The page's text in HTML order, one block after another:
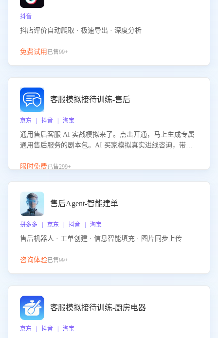
抖音
抖店评价自动爬取 · 极速导出 · 深度分析
免费试用 已售99+
客服模拟接待训练-售后
京东 | 抖音 | 淘宝
通用售后客服 AI 实战模拟来了。点击开通，马上生成专属
通用售后服务的剧本包。AI 买家模拟真实进线咨询，带您
的应对要点，轻松提升服务能力。
限时免费已售299+
售后Agent-智能建单
拼多多 | 京东 | 抖音 | 淘宝
售后机器人 · 工单创建 · 信息智能填充 · 图片同步上传
咨询体验已售99+
客服模拟接待训练-厨房电器
京东 | 抖音 | 淘宝